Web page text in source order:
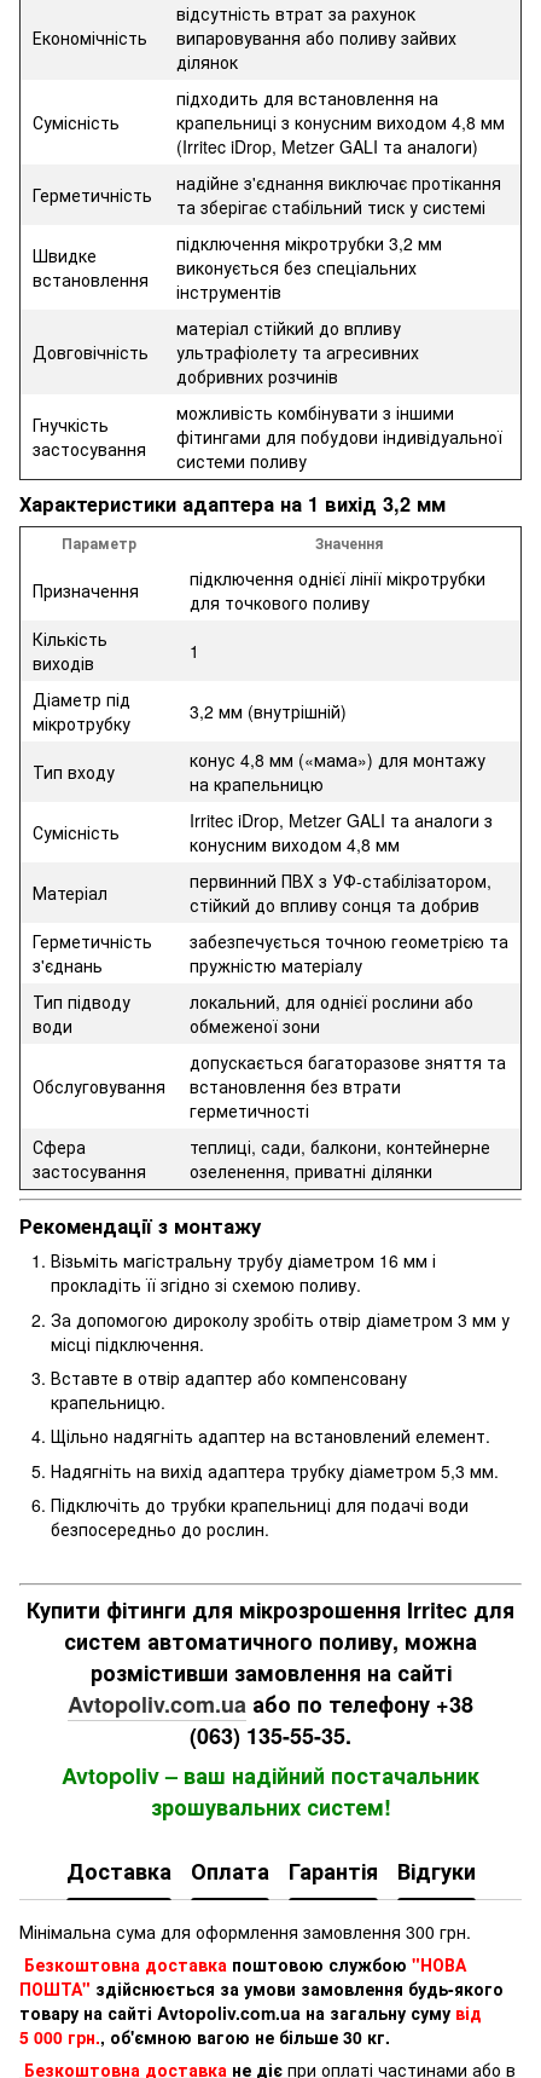
Економічність
відсутність втрат за рахунок
випаровування або поливу зайвих
ділянок
Сумісність
підходить для встановлення на
крапельниці з конусним виходом 4,8 мм
(Irritec iDrop, Metzer GALI та аналоги)
Герметичність
надійне з'єднання виключає протікання
та зберігає стабільний тиск у системі
Швидке
встановлення
підключення мікротрубки 3,2 мм
виконується без спеціальних
інструментів
Довговічність
матеріал стійкий до впливу
ультрафіолету та агресивних
добривних розчинів
Гнучкість
застосування
можливість комбінувати з іншими
фітингами для побудови індивідуальної
системи поливу
Характеристики адаптера на 1 вихід 3,2 мм
Параметр Значення
Призначення
підключення однієї лінії мікротрубки
для точкового поливу
Кількість
виходів
1
Діаметр під
мікротрубку
3,2 мм (внутрішній)
Тип входу
конус 4,8 мм («мама») для монтажу
на крапельницю
Сумісність
Irritec iDrop, Metzer GALI та аналоги з
конусним виходом 4,8 мм
Матеріал
первинний ПВХ з УФ-стабілізатором,
стійкий до впливу сонця та добрив
Герметичність
з'єднань
забезпечується точною геометрією та
пружністю матеріалу
Тип підводу
води
локальний, для однієї рослини або
обмеженої зони
Обслуговування
допускається багаторазове зняття та
встановлення без втрати
герметичності
Сфера
застосування
теплиці, сади, балкони, контейнерне
озеленення, приватні ділянки
Рекомендації з монтажу
Візьміть магістральну трубу діаметром 16 мм і
прокладіть її згідно зі схемою поливу.
За допомогою дироколу зробіть отвір діаметром 3 мм у
місці підключення.
Вставте в отвір адаптер або компенсовану
крапельницю.
Щільно надягніть адаптер на встановлений елемент.
Надягніть на вихід адаптера трубку діаметром 5,3 мм.
Підключіть до трубки крапельниці для подачі води
безпосередньо до рослин.
Купити фітинги для мікрозрошення Irritec для
систем автоматичного поливу, можна
розмістивши замовлення на сайті
Avtopoliv.com.ua або по телефону +38
(063) 135-55-35.
Avtopoliv – ваш надійний постачальник
зрошувальних систем!
Доставка Оплата Гарантія Відгуки
Мінімальна сума для оформлення замовлення 300 грн.
Безкоштовна доставка поштовою службою "НОВА
ПОШТА" здійснюється за умови замовлення будь-якого
товару на сайті Avtopoliv.com.ua на загальну суму від
5 000 грн., об'ємною вагою не більше 30 кг.
Безкоштовна доставка не діє при оплаті частинами або в